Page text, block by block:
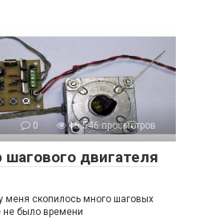
0 15 546 просмотров
двигателя
меня скопилось много шаговых
не было времени